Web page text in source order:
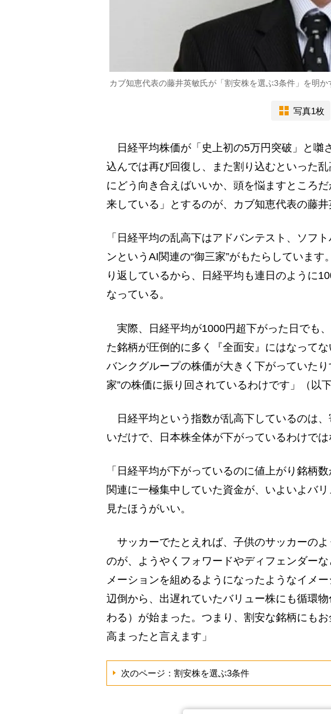
カブ知恵代表の藤井英敏氏が「割安株を選ぶ3条件」を明か
写真1枚
日経平均株価が「史上初の5万円突破」と囃
込んでは再び回復し、また割り込むといった
にどう向き合えばいいか、頭を悩ますところ
来している」とするのが、カブ知恵代表の藤井
「日経平均の乱高下はアドバンテスト、ソフ
ンというAI関連の“御三家”がもたらしています
り返しているから、日経平均も連日のように
なっている。
実際、日経平均が1000円超下がった日でも
た銘柄が圧倒的に多く『全面安』にはなって
バンクグループの株価が大きく下がっていた
家”の株価に振り回されているわけです」（以
日経平均という指数が乱高下しているのは、
いだけで、日本株全体が下がっているわけでは
「日経平均が下がっているのに値上がり銘柄
関連に一極集中していた資金が、いよいよバ
見たほうがいい。
サッカーでたとえれば、子供のサッカーの
のが、ようやくフォワードやディフェンダー
メーションを組めるようになったようなイメ
辺倒から、出遅れていたバリュー株にも循環
わる）が始まった。つまり、割安な銘柄にも
高まったと言えます」
次のページ：割安株を選ぶ3条件